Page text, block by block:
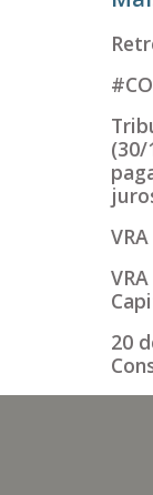
(30/
20